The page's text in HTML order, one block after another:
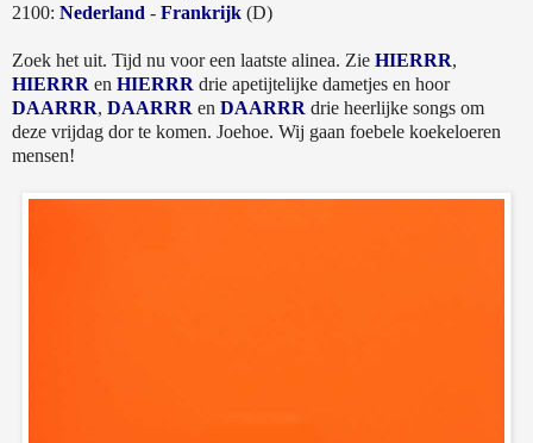
2100: Nederland - Frankrijk (D)
Zoek het uit. Tijd nu voor een laatste alinea. Zie HIERRR,
HIERRR en HIERRR drie apetijtelijke dametjes en hoor
DAARRR, DAARRR en DAARRR drie heerlijke songs om
deze vrijdag dor te komen. Joehoe. Wij gaan foebele koekeloeren
mensen!